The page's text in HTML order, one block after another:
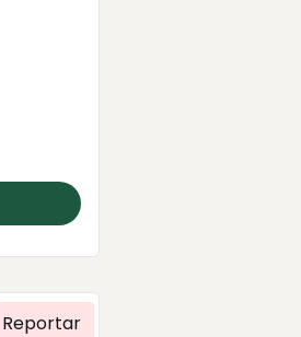
Reportar